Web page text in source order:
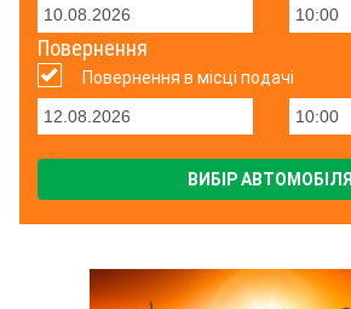
Повернення
Повернення в місці подачі
ВИБІР АВТОМОБІЛЯ